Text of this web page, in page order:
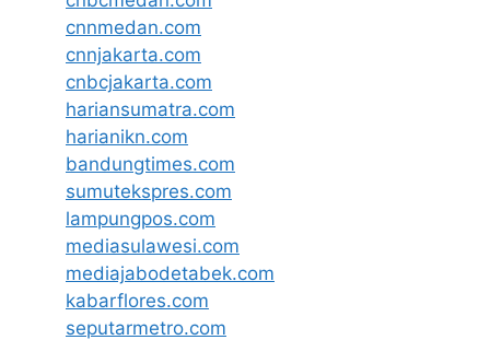
cnnmedan.com
cnnjakarta.com
cnbcjakarta.com
hariansumatra.com
harianikn.com
bandungtimes.com
sumutekspres.com
lampungpos.com
mediasulawesi.com
mediajabodetabek.com
kabarflores.com
seputarmetro.com